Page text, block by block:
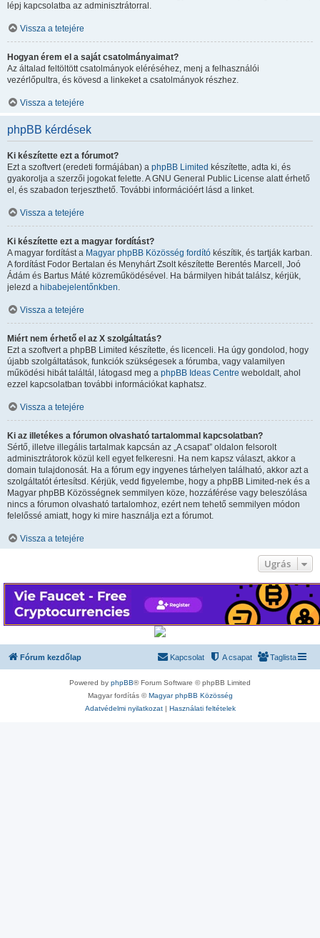
lépj kapcsolatba az adminisztrátorral.
Vissza a tetejére
Hogyan érem el a saját csatolmányaimat?
Az általad feltöltött csatolmányok eléréséhez, menj a felhasználói
vezérlőpultra, és kövesd a linkeket a csatolmányok részhez.
Vissza a tetejére
phpBB kérdések
Ki készítette ezt a fórumot?
Ezt a szoftvert (eredeti formájában) a phpBB Limited készítette, adta ki, és
gyakorolja a szerzői jogokat felette. A GNU General Public License alatt érhető
el, és szabadon terjeszthető. További információért lásd a linket.
Vissza a tetejére
Ki készítette ezt a magyar fordítást?
A magyar fordítást a Magyar phpBB Közösség fordító készítik, és tartják karban.
A fordítást Fodor Bertalan és Menyhárt Zsolt készítette Berentés Marcell, Joó
Ádám és Bartus Máté közreműködésével. Ha bármilyen hibát találsz, kérjük,
jelezd a hibabejelentőnkben.
Vissza a tetejére
Miért nem érhető el az X szolgáltatás?
Ezt a szoftvert a phpBB Limited készítette, és licenceli. Ha úgy gondolod, hogy
újabb szolgáltatások, funkciók szükségesek a fórumba, vagy valamilyen
működési hibát találtál, látogasd meg a phpBB Ideas Centre weboldalt, ahol
ezzel kapcsolatban további információkat kaphatsz.
Vissza a tetejére
Ki az illetékes a fórumon olvasható tartalommal kapcsolatban?
Sértő, illetve illegális tartalmak kapcsán az „A csapat” oldalon felsorolt
adminisztrátorok közül kell egyet felkeresni. Ha nem kapsz választ, akkor a
domain tulajdonosát. Ha a fórum egy ingyenes tárhelyen található, akkor azt a
szolgáltatót értesítsd. Kérjük, vedd figyelembe, hogy a phpBB Limited-nek és a
Magyar phpBB Közösségnek semmilyen köze, hozzáférése vagy beleszólása
nincs a fórumon olvasható tartalomhoz, ezért nem tehető semmilyen módon
felelőssé amiatt, hogy ki mire használja ezt a fórumot.
Vissza a tetejére
Ugrás
Fórum kezdőlap Taglista
A csapat
Kapcsolat
Powered by phpBB® Forum Software © phpBB Limited
Magyar fordítás ©Magyar phpBB Közösség
Adatvédelmi nyilatkozat| Használati feltételek